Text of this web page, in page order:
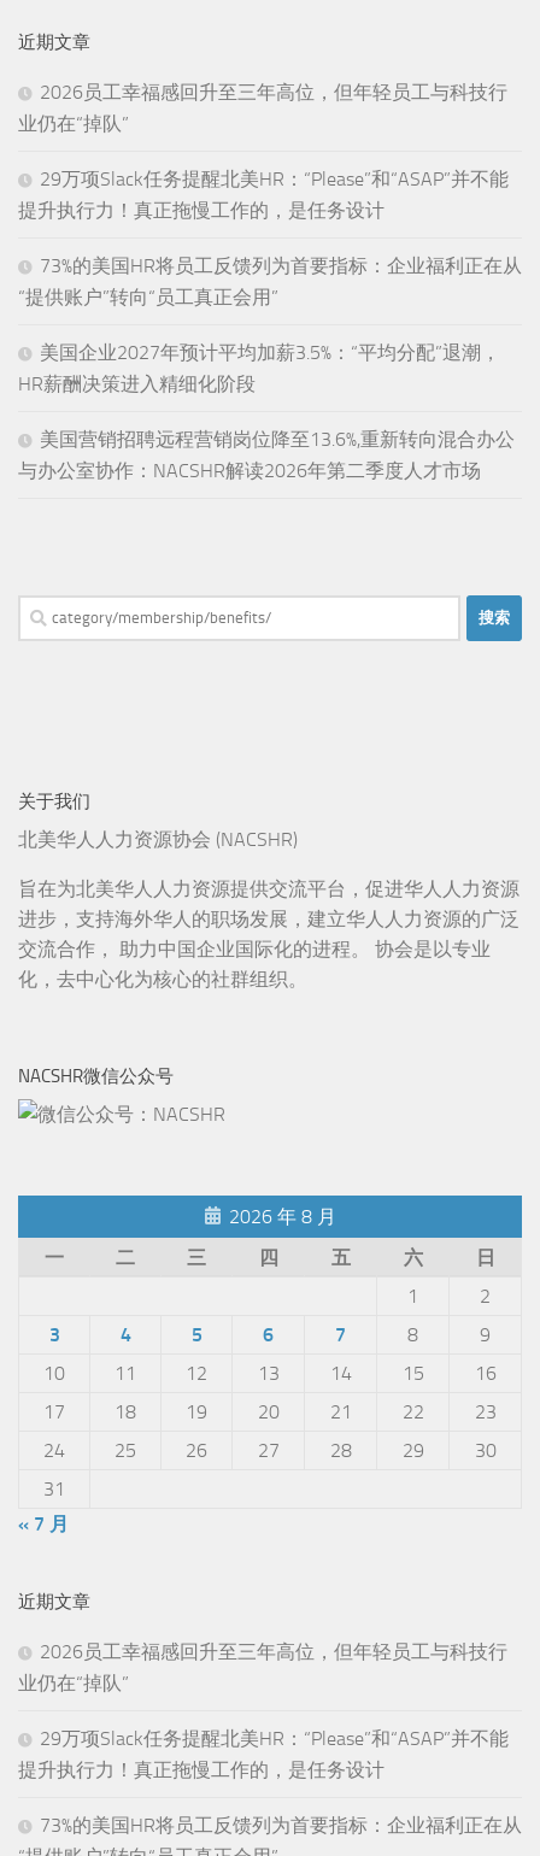
近期文章
2026员工幸福感回升至三年高位，但年轻员工与科技行
业仍在“掉队”
29万项Slack任务提醒北美HR：“Please”和“ASAP”并不能
提升执行力！真正拖慢工作的，是任务设计
73%的美国HR将员工反馈列为首要指标：企业福利正在从
“提供账户”转向“员工真正会用”
美国企业2027年预计平均加薪3.5%：“平均分配”退潮，
HR薪酬决策进入精细化阶段
美国营销招聘远程营销岗位降至13.6%,重新转向混合办公
与办公室协作：NACSHR解读2026年第二季度人才市场
搜
索：
关于我们
北美华人人力资源协会 (NACSHR)
旨在为北美华人人力资源提供交流平台，促进华人人力资源
进步，支持海外华人的职场发展，建立华人人力资源的广泛
交流合作， 助力中国企业国际化的进程。 协会是以专业
化，去中心化为核心的社群组织。
NACSHR微信公众号
2026 年 8 月
一
二 三 四 五 六
日
1
2
3
4 5 6 7 8
9
10
11 12 13 14 15
16
17
18 19 20 21 22
23
24
25 26 27 28 29
30
31
« 7 月
近期文章
2026员工幸福感回升至三年高位，但年轻员工与科技行
业仍在“掉队”
29万项Slack任务提醒北美HR：“Please”和“ASAP”并不能
提升执行力！真正拖慢工作的，是任务设计
73%的美国HR将员工反馈列为首要指标：企业福利正在从